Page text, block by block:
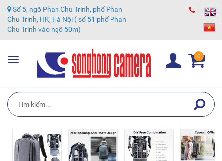
Số 5, ngõ Phan Chu Trinh, phố Phan
Chu Trinh, HK, Hà Nội ( số 51 phố Phan
Chu Trinh vào ngõ 50m)
Toggle
navigation
0